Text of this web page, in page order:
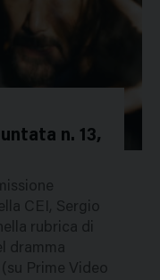
n. 13,
CEI, Sergio
rubrica di
dramma
Prime Video